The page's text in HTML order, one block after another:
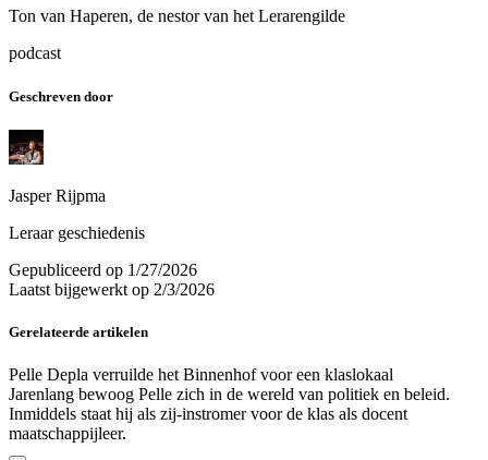
Ton van Haperen, de nestor van het Lerarengilde
podcast
Geschreven door
Jasper Rijpma
Leraar geschiedenis
Gepubliceerd op 1/27/2026
Laatst bijgewerkt op 2/3/2026
Gerelateerde artikelen
Pelle Depla verruilde het Binnenhof voor een klaslokaal
Jarenlang bewoog Pelle zich in de wereld van politiek en beleid.
Inmiddels staat hij als zij-instromer voor de klas als docent
maatschappijleer.